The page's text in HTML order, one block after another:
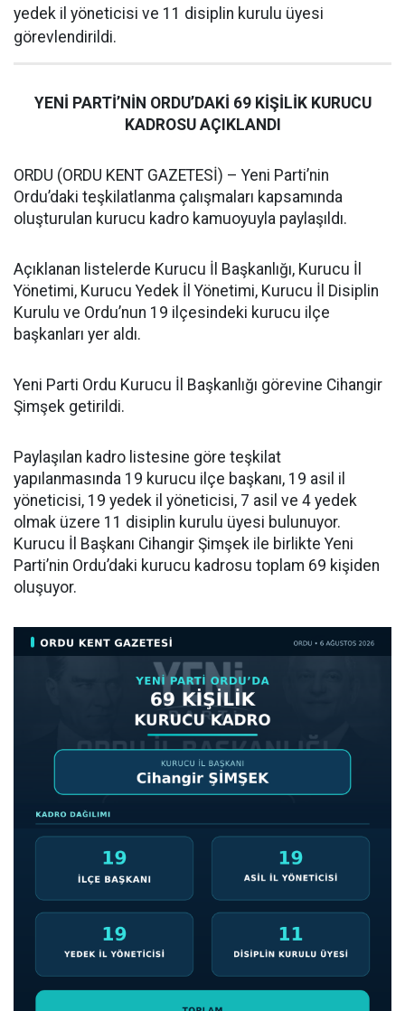
yedek il yöneticisi ve 11 disiplin kurulu üyesi
görevlendirildi.
YENİ PARTİ’NİN ORDU’DAKİ 69 KİŞİLİK KURUCU
KADROSU AÇIKLANDI
ORDU (ORDU KENT GAZETESİ) – Yeni Parti’nin
Ordu’daki teşkilatlanma çalışmaları kapsamında
oluşturulan kurucu kadro kamuoyuyla paylaşıldı.
Açıklanan listelerde Kurucu İl Başkanlığı, Kurucu İl
Yönetimi, Kurucu Yedek İl Yönetimi, Kurucu İl Disiplin
Kurulu ve Ordu’nun 19 ilçesindeki kurucu ilçe
başkanları yer aldı.
Yeni Parti Ordu Kurucu İl Başkanlığı görevine Cihangir
Şimşek getirildi.
Paylaşılan kadro listesine göre teşkilat
yapılanmasında 19 kurucu ilçe başkanı, 19 asil il
yöneticisi, 19 yedek il yöneticisi, 7 asil ve 4 yedek
olmak üzere 11 disiplin kurulu üyesi bulunuyor.
Kurucu İl Başkanı Cihangir Şimşek ile birlikte Yeni
Parti’nin Ordu’daki kurucu kadrosu toplam 69 kişiden
oluşuyor.